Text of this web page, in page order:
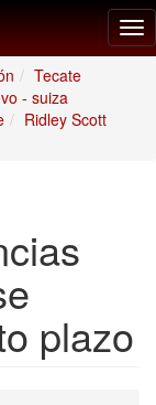
Tecate
- suiza
Ridley Scott
plazo